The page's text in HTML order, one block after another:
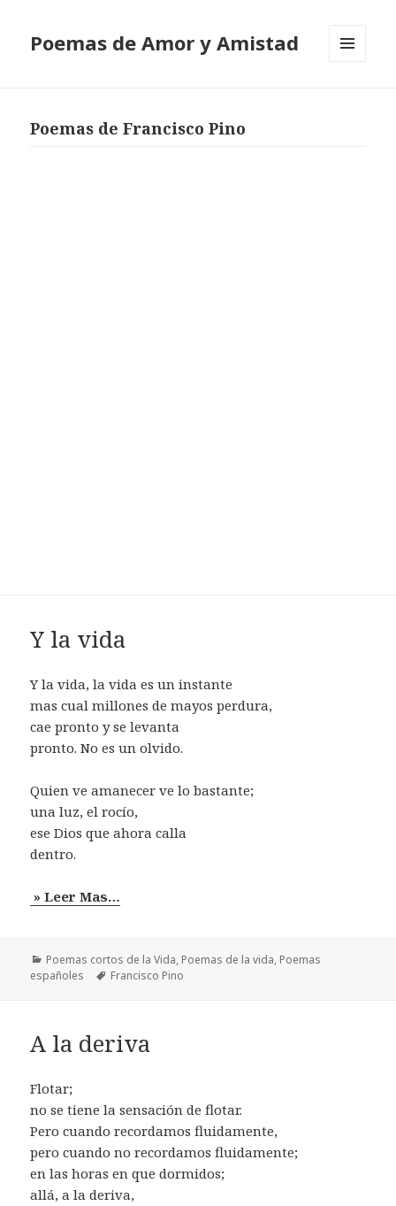
Poemas de Amor y Amistad
Poemas de Francisco Pino
Y la vida
Y la vida, la vida es un instante
mas cual millones de mayos perdura,
cae pronto y se levanta
pronto. No es un olvido.
Quien ve amanecer ve lo bastante;
una luz, el rocío,
ese Dios que ahora calla
dentro.
» Leer Mas…
Categorías
Poemas cortos de la Vida, Poemas de la vida, Poemas
españoles
Etiquetas
Francisco Pino
A la deriva
Flotar;
no se tiene la sensación de flotar.
Pero cuando recordamos fluidamente,
pero cuando no recordamos fluidamente;
en las horas en que dormidos;
allá, a la deriva,